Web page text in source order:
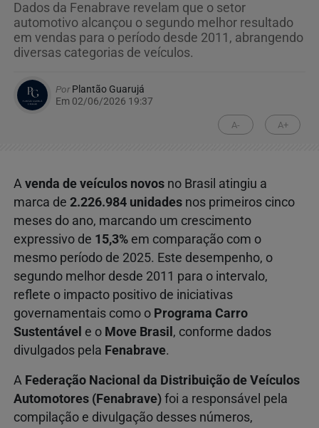
Dados da Fenabrave revelam que o setor
automotivo alcançou o segundo melhor resultado
em vendas para o período desde 2011, abrangendo
diversas categorias de veículos.
PorPlantão Guarujá
Em 02/06/2026 19:37
A- A+
A venda de veículos novos no Brasil atingiu a
marca de 2.226.984 unidades nos primeiros cinco
meses do ano, marcando um crescimento
expressivo de 15,3% em comparação com o
mesmo período de 2025. Este desempenho, o
segundo melhor desde 2011 para o intervalo,
reflete o impacto positivo de iniciativas
governamentais como o Programa Carro
Sustentável e o Move Brasil , conforme dados
divulgados pela Fenabrave.
A Federação Nacional da Distribuição de Veículos
Automotores (Fenabrave) foi a responsável pela
compilação e divulgação desses números,